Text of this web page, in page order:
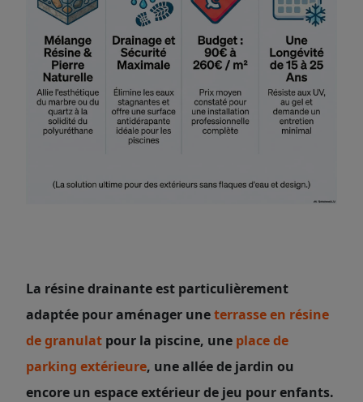
La résine drainante est particulièrement
adaptée pour aménager uneterrasse en résine
de granulat pour la piscine, une place de
parking extérieure, une allée de jardin ou
encore un espace extérieur de jeu pour enfants.